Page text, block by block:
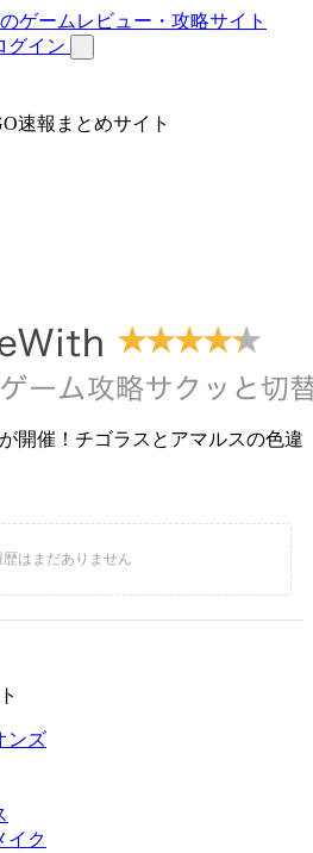
グイン
速報まとめサイト
開催！チゴラスとアマルスの色違
ンズ
イク